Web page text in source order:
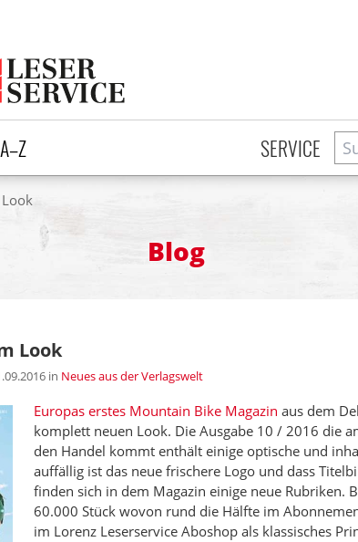
SERVICE
Blog
Look
in Neues aus der Verlagswelt
Europas erstes Mountain Bike Magazin aus dem
komplett neuen Look. Die Ausgabe 10 / 2016 die
den Handel kommt enthält einige optische und
auffällig ist das neue frischere Logo und dass
finden sich in dem Magazin einige neue Rubriken.
60.000 Stück wovon rund die Hälfte im
im Lorenz Leserservice Aboshop als klassisches